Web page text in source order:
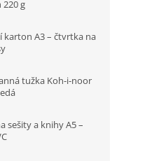
g
karton A3 – čtvrtka na
tužka Koh-i-noor
sešity a knihy A5 –